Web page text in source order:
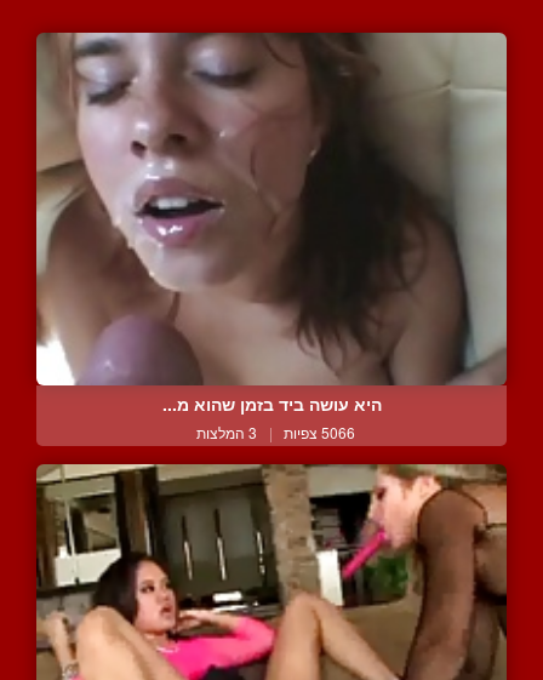
היא עושה ביד בזמן שהוא מ...
5066 צפיות | 3 המלצות